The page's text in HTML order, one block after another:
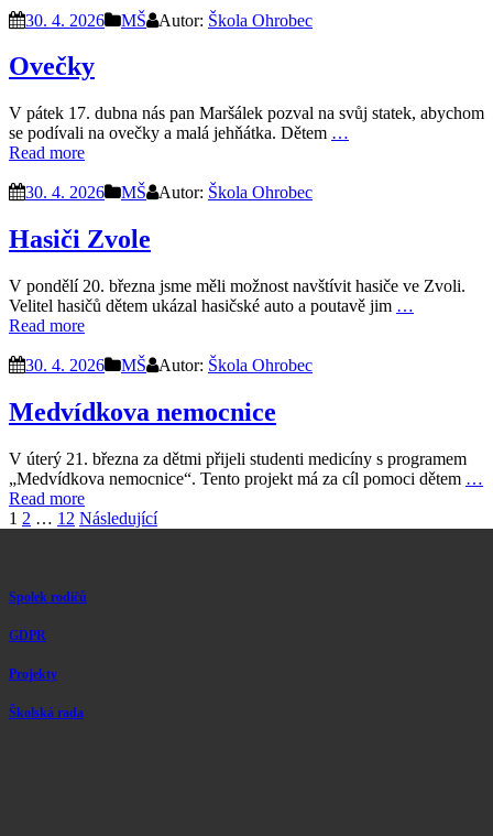
30. 4. 2026 MŠ Autor: Škola Ohrobec
Ovečky
V pátek 17. dubna nás pan Maršálek pozval na svůj statek, abychom
se podívali na ovečky a malá jehňátka. Dětem …
Read more
30. 4. 2026 MŠ Autor: Škola Ohrobec
Hasiči Zvole
V pondělí 20. března jsme měli možnost navštívit hasiče ve Zvoli.
Velitel hasičů dětem ukázal hasičské auto a poutavě jim …
Read more
30. 4. 2026 MŠ Autor: Škola Ohrobec
Medvídkova nemocnice
V úterý 21. března za dětmi přijeli studenti medicíny s programem
„Medvídkova nemocnice“. Tento projekt má za cíl pomoci dětem …
Read more
Stránkování
1 2 … 12 Následující
Spolek rodičů
GDPR
Projekty
Školská rada